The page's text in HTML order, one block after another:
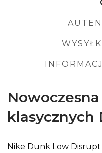
klasycznych
Nike Dunk Low Disrupt